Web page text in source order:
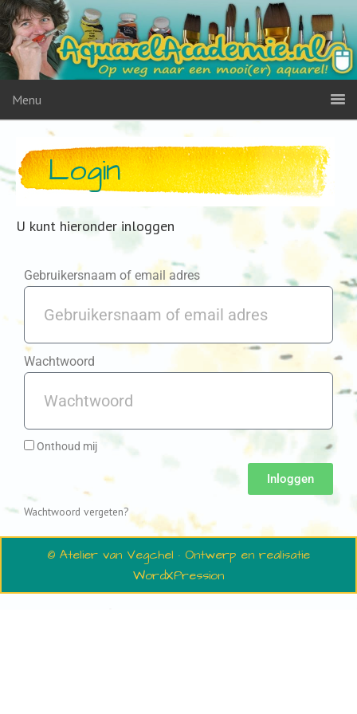
Menu
Login
U kunt hieronder inloggen
Gebruikersnaam of email adres
Wachtwoord
Onthoud mij
Inloggen
Wachtwoord vergeten?
© Atelier van Vegchel · Ontwerp en realisatie
WordXPression